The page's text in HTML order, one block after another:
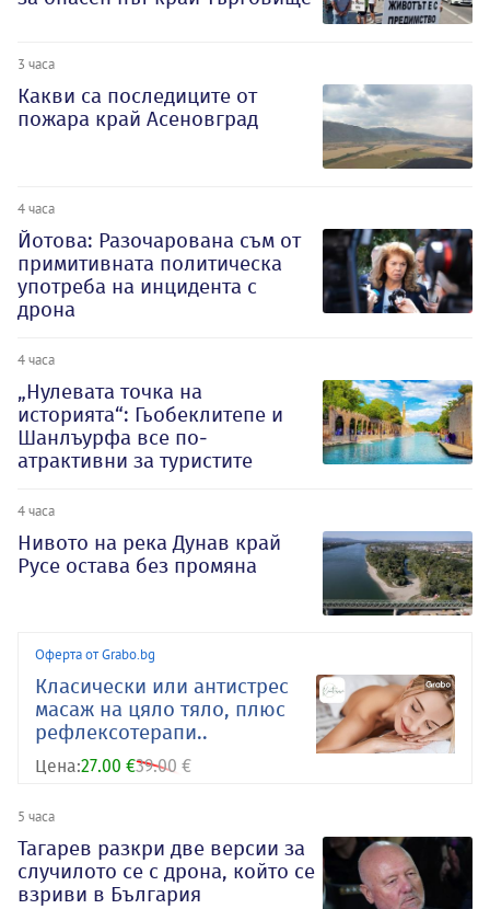
3 часа
Какви са последиците от
пожара край Асеновград
4 часа
Йотова: Разочарована съм от
примитивната политическа
употреба на инцидента с
дрона
4 часа
„Нулевата точка на
историята“: Гьобеклитепе и
Шанлъурфа все по-
атрактивни за туристите
4 часа
Нивото на река Дунав край
Русе остава без промяна
Оферта от Grabo.bg
Класически или антистрес
масаж на цяло тяло, плюс
рефлексотерапи..
Цена:27.00 €39.00 €
5 часа
Тагарев разкри две версии за
случилото се с дрона, който се
взриви в България